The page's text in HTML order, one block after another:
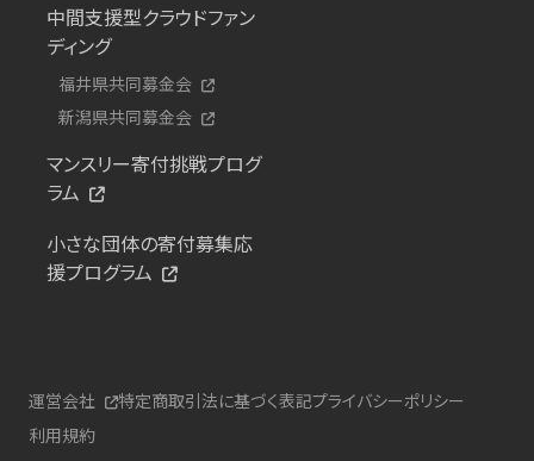
中間支援型クラウドファン
ディング
福井県共同募金会
新潟県共同募金会
マンスリー寄付挑戦プログ
ラム
小さな団体の寄付募集応
援プログラム
運営会社 特定商取引法に基づく表記プライバシーポリシー
利用規約